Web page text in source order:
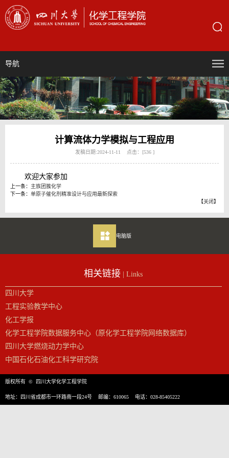
导航
计算流体力学模拟与工程应用
发稿日期:2024-11-11 点击：[536 ]
欢迎大家参加
上一条： 主族团簇化学
下一条： 单原子催化剂精准设计与应用最新探索
【关闭】
电脑版
相关链接 | Links
四川大学
工程实验教学中心
化工学报
化学工程学院数据服务中心（原化学工程学院网络数据库）
四川大学燃烧动力学中心
中国石化石油化工科学研究院
版权所有 © 四川大学化学工程学院
地址：四川省成都市一环路南一段24号 邮编：610065 电话：028-85405222